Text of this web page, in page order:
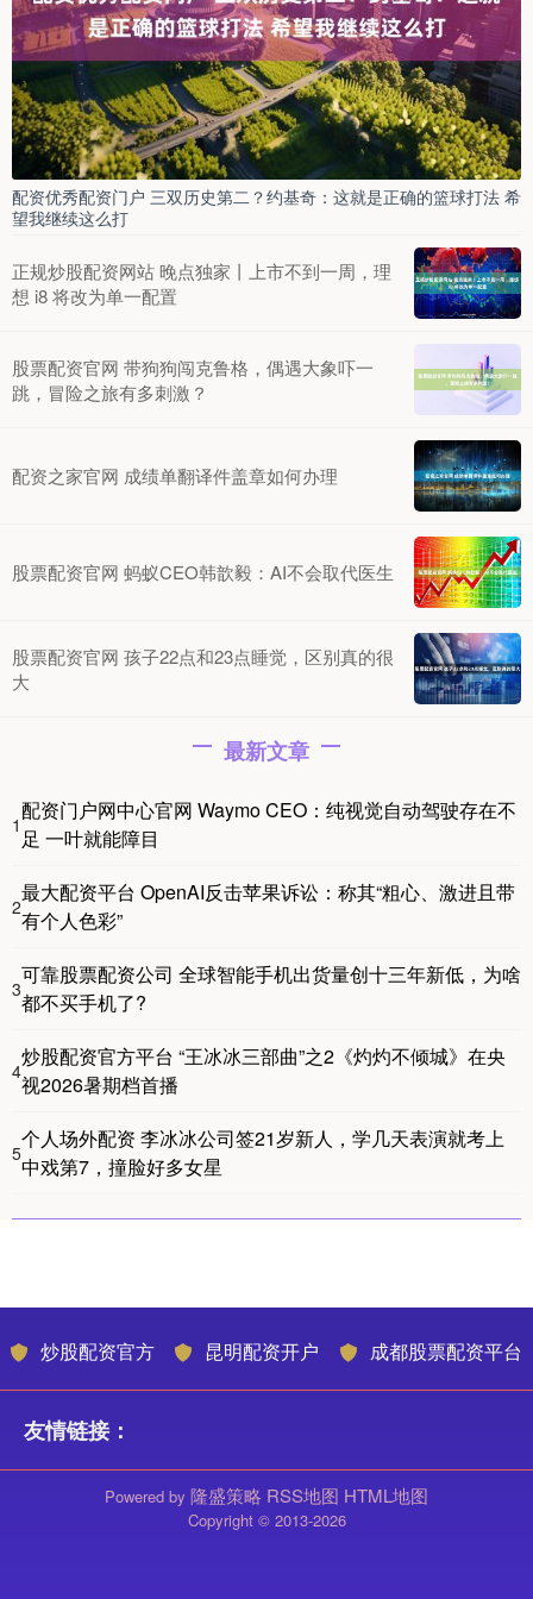
配资优秀配资门户 三双历史第二？约基奇：这就是正确的篮球打法 希
望我继续这么打
正规炒股配资网站 晚点独家丨上市不到一周，理
想 i8 将改为单一配置
股票配资官网 带狗狗闯克鲁格，偶遇大象吓一
跳，冒险之旅有多刺激？
配资之家官网 成绩单翻译件盖章如何办理
股票配资官网 蚂蚁CEO韩歆毅：AI不会取代医生
股票配资官网 孩子22点和23点睡觉，区别真的很
大
最新文章
1
配资门户网中心官网 Waymo CEO：纯视觉自动驾驶存在不
足 一叶就能障目
2
最大配资平台 OpenAI反击苹果诉讼：称其“粗心、激进且带
有个人色彩”
3
可靠股票配资公司 全球智能手机出货量创十三年新低，为啥
都不买手机了?
4
炒股配资官方平台 “王冰冰三部曲”之2《灼灼不倾城》在央
视2026暑期档首播
5
个人场外配资 李冰冰公司签21岁新人，学几天表演就考上
中戏第7，撞脸好多女星
炒股配资官方 昆明配资开户 成都股票配资平台
友情链接：
Powered by 隆盛策略 RSS地图 HTML地图
Copyright © 2013-2026